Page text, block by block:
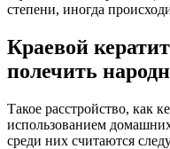
степени, иногда
Краевой
полечить
Такое расстройство, как
использованием
среди них считаются